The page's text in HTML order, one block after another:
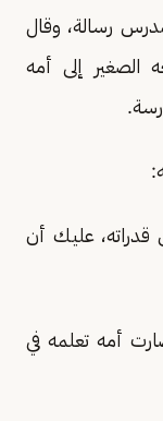
رسالة، وقال
الصغير إلى أمه
قدراته، عليك أن
أمه تعلمه في